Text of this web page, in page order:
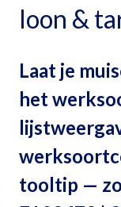
loon &
Laat je
het
tooltip —